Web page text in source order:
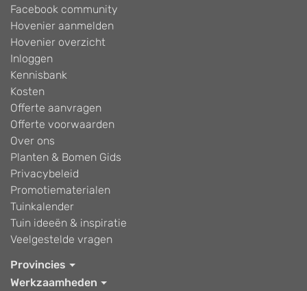
Facebook community
Hovenier aanmelden
Hovenier overzicht
Inloggen
Kennisbank
Kosten
Offerte aanvragen
Offerte voorwaarden
Over ons
Planten & Bomen Gids
Privacybeleid
Promotiematerialen
Tuinkalender
Tuin ideeën & inspiratie
Veelgestelde vragen
Provincies
Werkzaamheden